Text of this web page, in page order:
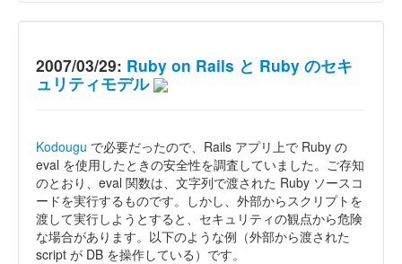
2007/03/29: Ruby on Rails と Ruby のセキ
ュリティモデル
Kodougu で必要だったので、Rails アプリ上で Ruby の
eval を使用したときの安全性を調査していました。ご存知
のとおり、eval 関数は、文字列で渡された Ruby ソースコ
ードを実行するものです。しかし、外部からスクリプトを
渡して実行しようとすると、セキュリティの観点から危険
な場合があります。以下のような例（外部から渡された
script が DB を操作している）です。